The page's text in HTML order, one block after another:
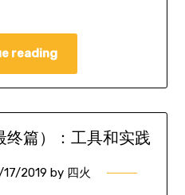
reading
终篇）：工具和实践
2019 by 四火